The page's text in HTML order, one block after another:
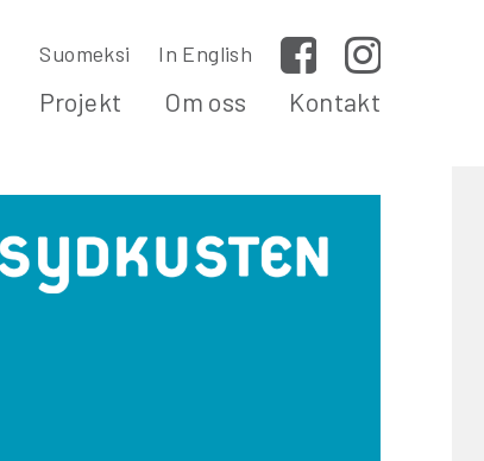
Suomeksi In English Facebook
Projekt Om oss Kontakt